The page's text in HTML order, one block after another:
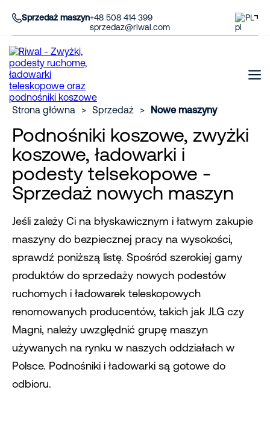
Sprzedaż maszyn+48 508 414 399
sprzedaz@riwal.com
PL
Strona główna > Sprzedaż > Nowe maszyny
Podnośniki koszowe, zwyżki
koszowe, ładowarki i
podesty telsekopowe -
Sprzedaż nowych maszyn
Jeśli zależy Ci na błyskawicznym i łatwym zakupie
maszyny do bezpiecznej pracy na wysokości,
sprawdź poniższą listę. Spośród szerokiej gamy
produktów do sprzedaży nowych podestów
ruchomych i ładowarek teleskopowych
renomowanych producentów, takich jak JLG czy
Magni, należy uwzględnić grupę maszyn
używanych na rynku w naszych oddziałach w
Polsce. Podnośniki i ładowarki są gotowe do
odbioru.